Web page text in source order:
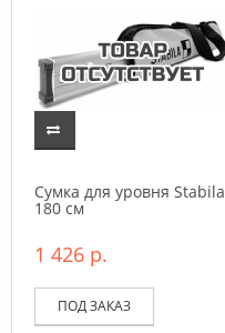
Сумка для уровня Stabila
180 см
1 426 р.
ПОД ЗАКАЗ